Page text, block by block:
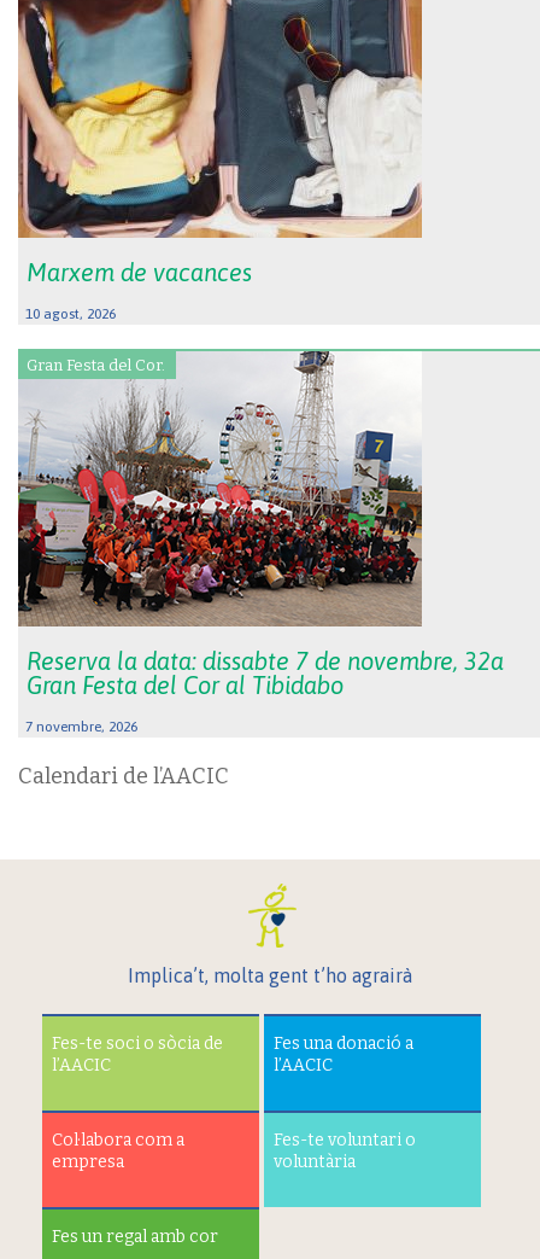
Marxem de vacances
10 agost, 2026
Gran Festa del Cor.
Reserva la data: dissabte 7 de novembre, 32a
Gran Festa del Cor al Tibidabo
7 novembre, 2026
Calendari de l’AACIC
Implica’t, molta gent t’ho agrairà
Fes-te soci o sòcia de
l’AACIC
Fes una donació a
l’AACIC
Col·labora com a
empresa
Fes-te voluntari o
voluntària
Fes un regal amb cor